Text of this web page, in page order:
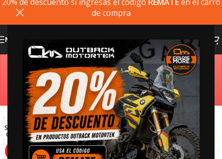
de compra
MENU
Estimado cliente, si el producto que busca no está
disponible, puede comprarlo directamente en
outbackmotortek.com
SOLD
OUT